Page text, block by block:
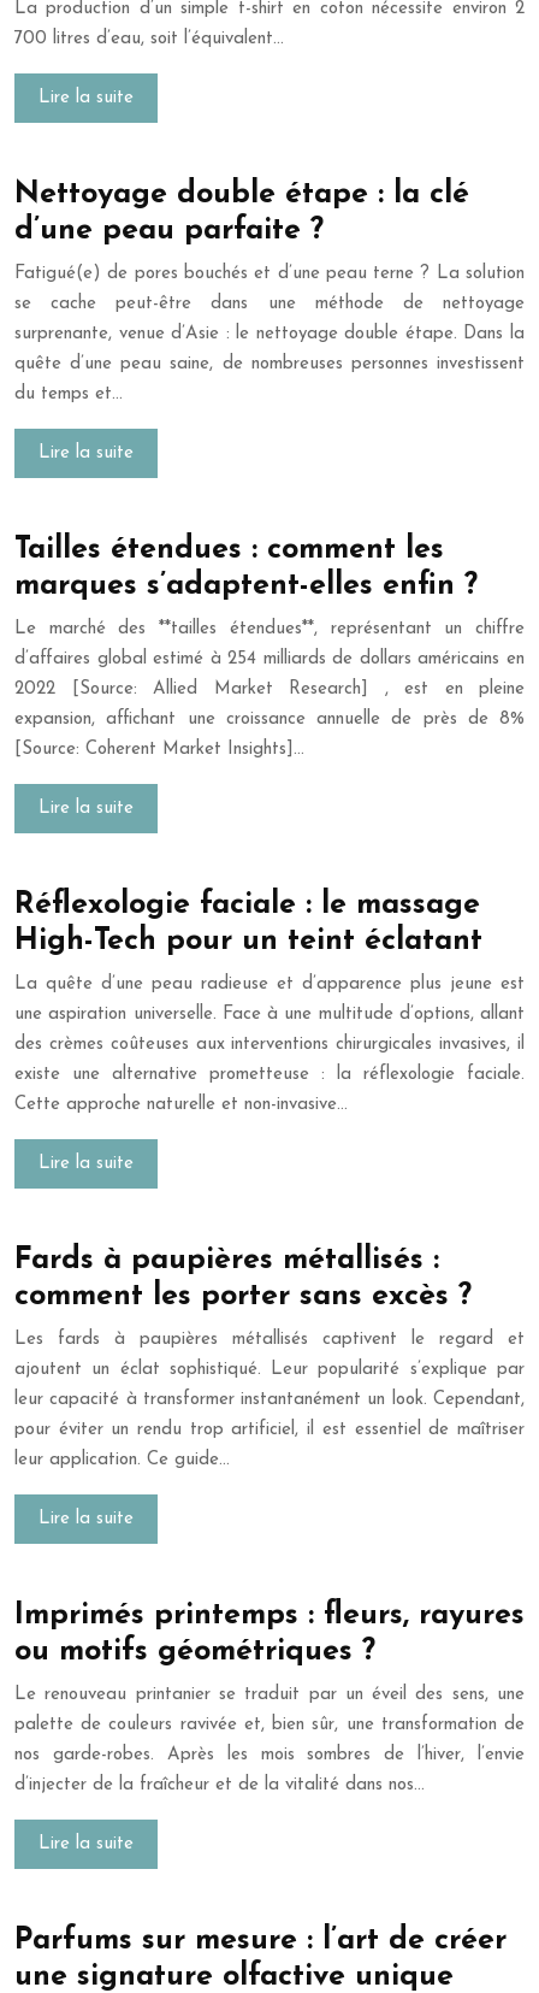
La production d’un simple t-shirt en coton nécessite environ 2
700 litres d’eau, soit l’équivalent…
Lire la suite
Nettoyage double étape : la clé
d’une peau parfaite ?
Fatigué(e) de pores bouchés et d’une peau terne ? La solution
se cache peut-être dans une méthode de nettoyage
surprenante, venue d’Asie : le nettoyage double étape. Dans la
quête d’une peau saine, de nombreuses personnes investissent
du temps et…
Lire la suite
Tailles étendues : comment les
marques s’adaptent-elles enfin ?
Le marché des **tailles étendues**, représentant un chiffre
d’affaires global estimé à 254 milliards de dollars américains en
2022 [Source: Allied Market Research] , est en pleine
expansion, affichant une croissance annuelle de près de 8%
[Source: Coherent Market Insights]…
Lire la suite
Réflexologie faciale : le massage
High-Tech pour un teint éclatant
La quête d’une peau radieuse et d’apparence plus jeune est
une aspiration universelle. Face à une multitude d’options, allant
des crèmes coûteuses aux interventions chirurgicales invasives, il
existe une alternative prometteuse : la réflexologie faciale.
Cette approche naturelle et non-invasive…
Lire la suite
Fards à paupières métallisés :
comment les porter sans excès ?
Les fards à paupières métallisés captivent le regard et
ajoutent un éclat sophistiqué. Leur popularité s’explique par
leur capacité à transformer instantanément un look. Cependant,
pour éviter un rendu trop artificiel, il est essentiel de maîtriser
leur application. Ce guide…
Lire la suite
Imprimés printemps : fleurs, rayures
ou motifs géométriques ?
Le renouveau printanier se traduit par un éveil des sens, une
palette de couleurs ravivée et, bien sûr, une transformation de
nos garde-robes. Après les mois sombres de l’hiver, l’envie
d’injecter de la fraîcheur et de la vitalité dans nos…
Lire la suite
Parfums sur mesure : l’art de créer
une signature olfactive unique